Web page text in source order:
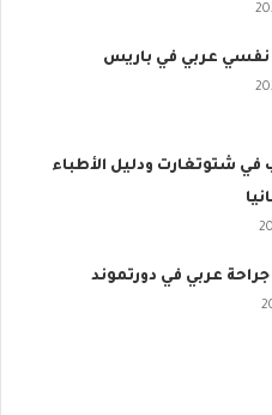
عربي في باريس
في شتوتغارت ودليل الأطباء
عربي في دورتموند